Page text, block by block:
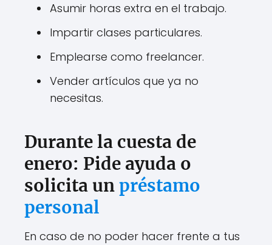
Asumir horas extra en el trabajo.
Impartir clases particulares.
Emplearse como freelancer.
Vender artículos que ya no
necesitas.
Durante la cuesta de
enero: Pide ayuda o
solicita unpréstamo
personal
En caso de no poder hacer frente a tus